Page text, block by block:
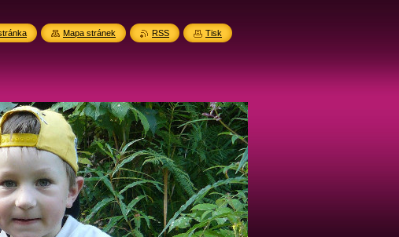
Mapa stránek RSS Tisk